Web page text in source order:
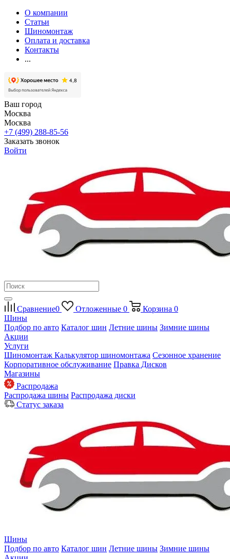
О компании
Статьи
Шиномонтаж
Оплата и доставка
Контакты
...
Ваш город
Москва
Москва
+7 (499) 288-85-56
Заказать звонок
Войти
Сравнение0 Отложенные 0 Корзина 0
Шины
Подбор по авто Каталог шин Летние шины Зимние шины
Акции
Услуги
Шиномонтаж Калькулятор шиномонтажа Сезонное хранение
Корпоративное обслуживание Правка Дисков
Магазины
Распродажа
Распродажа шины Распродажа диски
Статус заказа
Шины
Подбор по авто Каталог шин Летние шины Зимние шины